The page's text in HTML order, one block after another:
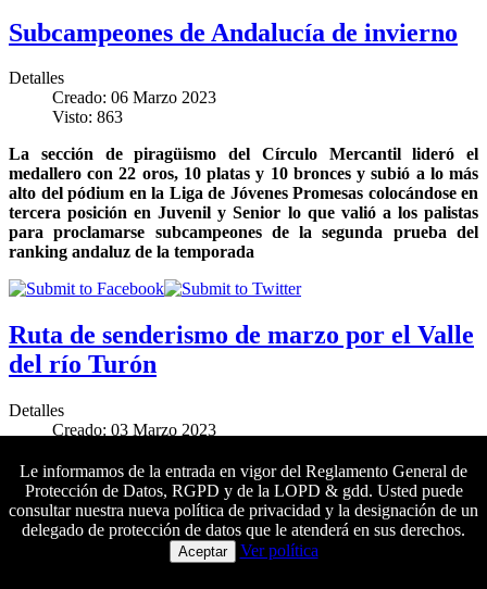
Subcampeones de Andalucía de invierno
Detalles
Creado: 06 Marzo 2023
Visto: 863
La sección de piragüismo del Círculo Mercantil lideró el
medallero con 22 oros, 10 platas y 10 bronces y subió a lo más
alto del pódium en la Liga de Jóvenes Promesas colocándose en
tercera posición en Juvenil y Senior lo que valió a los palistas
para proclamarse subcampeones de la segunda prueba del
ranking andaluz de la temporada
Ruta de senderismo de marzo por el Valle
del río Turón
Detalles
Creado: 03 Marzo 2023
El próximo sábado 25 de marzo se llevará a cabo una nueva
salida de senderismo de dificultad mediaal Parque Nacional de
la Sierra de las Nieves. Las inscripciones se pueden formalizar
del 3 al 24 de marzoColaboradores principales
Le informamos de la entrada en vigor del Reglamento General de
Protección de Datos, RGPD y de la LOPD & gdd. Usted puede
consultar nuestra nueva política de privacidad y la designación de un
delegado de protección de datos que le atenderá en sus derechos.
Aceptar Ver política